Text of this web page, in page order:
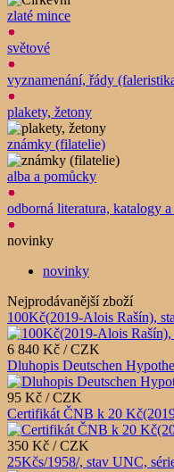
zlaté mince
světové
vyznamenání, řády
plakety, žetony
známky (filatelie)
alba a pomůcky
odborná literatura, katalogy
novinky
novinky
Nejprodávanější zboží
100Kč(2019-Alois Rašín),
6 840 Kč / CZK
Dluhopis Deutschen
95 Kč / CZK
Certifikát ČNB k 20
350 Kč / CZK
25Kčs/1958/, stav UNC,